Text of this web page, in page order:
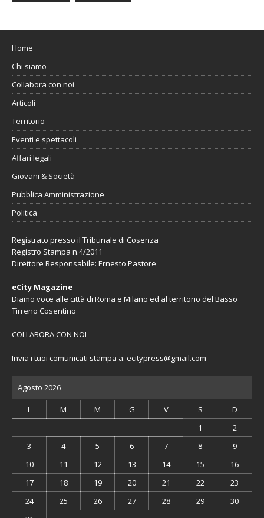
Home
Chi siamo
Collabora con noi
Articoli
Territorio
Eventi e spettacoli
Affari legali
Giovani & Società
Pubblica Amministrazione
Politica
Registrato presso il Tribunale di Cosenza
Registro Stampa n.4/2011
Direttore Responsabile: Ernesto Pastore
eCity Magazine
Diamo voce alle città di Roma e Milano ed al territorio del Basso
Tirreno Cosentino
COLLABORA CON NOI
Invia i tuoi comunicati stampa a: ecitypress@gmail.com
Agosto 2026
L M M G V S
D
1
2
3
4 5 6 7 8
9
10
11 12 13 14 15
16
17
18 19 20 21 22
23
24
25 26 27 28 29
30